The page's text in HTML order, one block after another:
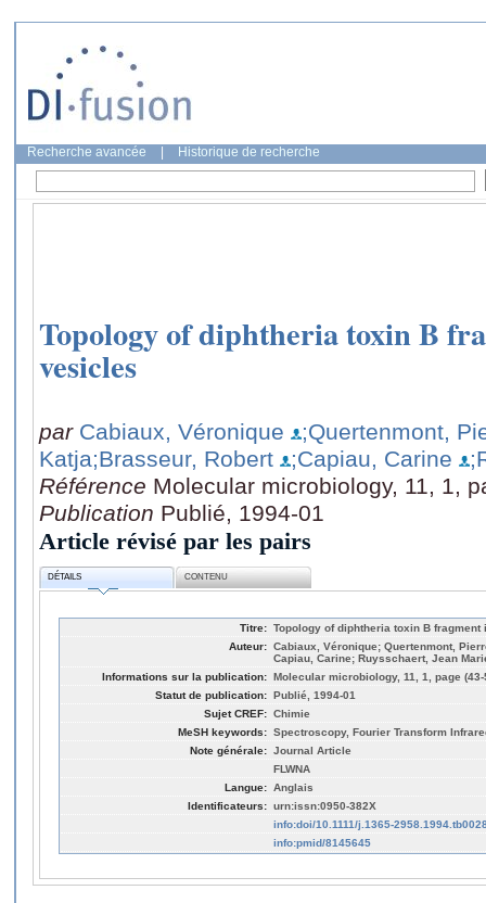
Recherche avancée Historique de recherche
Topology of diphtheria toxin B
vesicles
par Cabiaux, Véronique
;Quertenmont,
Katja;Brasseur, Robert ;Capiau, Carine
Référence Molecular microbiology, 11, 1,
Publication Publié, 1994-01
Article révisé par les pairs
DÉTAILS CONTENU
Titre: Topology of diphtheria toxin B
Auteur: Cabiaux, Véronique; Quertenmont,
Capiau, Carine; Ruysschaert, Jean
Informations sur la publication: Molecular microbiology, 11, 1, page (43-
Statut de publication: Publié, 1994-01
Sujet CREF: Chimie
MeSH keywords: Spectroscopy, Fourier Transform
Note générale: Journal Article
FLWNA
Langue: Anglais
Identificateurs: urn:issn:0950-382X
info:doi/10.1111/j.1365-
info:pmid/8145645